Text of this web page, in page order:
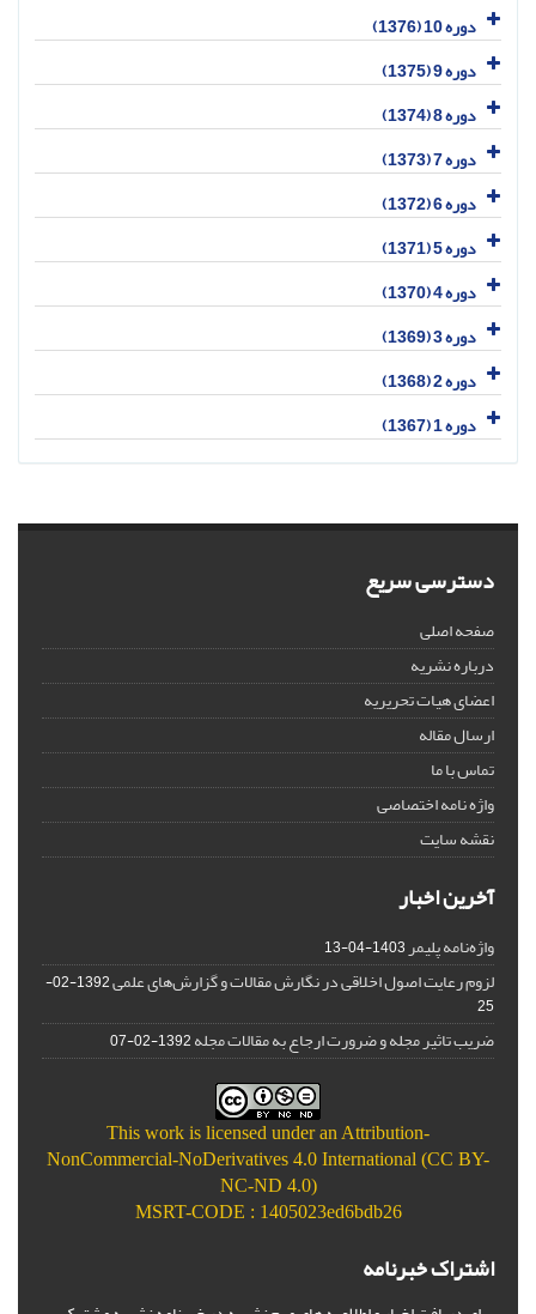
دوره 10 (1376)
دوره 9 (1375)
دوره 8 (1374)
دوره 7 (1373)
دوره 6 (1372)
دوره 5 (1371)
دوره 4 (1370)
دوره 3 (1369)
دوره 2 (1368)
دوره 1 (1367)
دسترسی سریع
صفحه اصلی
درباره نشریه
اعضای هیات تحریریه
ارسال مقاله
تماس با ما
واژه نامه اختصاصی
نقشه سایت
آخرین اخبار
واژه‌نامه پلیمر1403-04-13
لزوم رعایت اصول اخلاقی در نگارش مقالات و گزارش‌‌های علمی
1392-02-
25
ضریب تاثیر مجله و ضرورت ارجاع به مقالات مجله1392-02-07
This work is licensed under an Attribution-
NonCommercial-NoDerivatives 4.0 International (CC BY-
NC-ND 4.0)
MSRT-CODE : 1405023ed6bdb26
اشتراک خبرنامه